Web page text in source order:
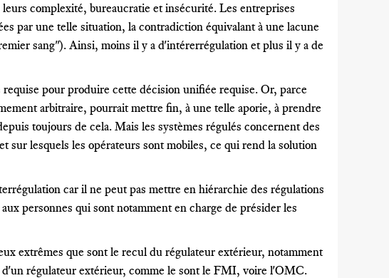
complexité, bureaucratie et insécurité. Les entreprises
par une telle situation, la contradiction équivalant à une lacune
sang"). Ainsi, moins il y a d'intérerrégulation et plus il y a de
pour produire cette décision unifiée requise. Or, parce
arbitraire, pourrait mettre fin, à une telle aporie, à prendre
toujours de cela. Mais les systèmes régulés concernent des
sur lesquels les opérateurs sont mobiles, ce qui rend la solution
car il ne peut pas mettre en hiérarchie des régulations
personnes qui sont notamment en charge de présider les
extrêmes que sont le recul du régulateur extérieur, notamment
régulateur extérieur, comme le sont le FMI, voire l'OMC.